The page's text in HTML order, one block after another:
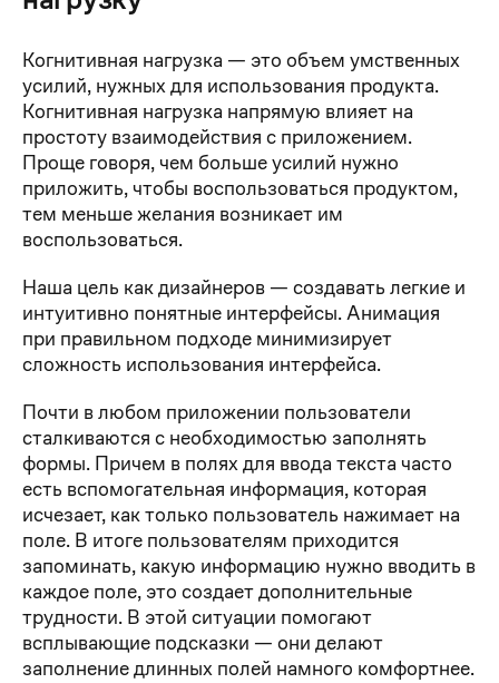
Когнитивная нагрузка — это объем умственных
усилий, нужных для использования продукта.
Когнитивная нагрузка напрямую влияет на
простоту взаимодействия с приложением.
Проще говоря, чем больше усилий нужно
приложить, чтобы воспользоваться продуктом,
тем меньше желания возникает им
воспользоваться.
Наша цель как дизайнеров — создавать легкие и
интуитивно понятные интерфейсы. Анимация
при правильном подходе минимизирует
сложность использования интерфейса.
Почти в любом приложении пользователи
сталкиваются с необходимостью заполнять
формы. Причем в полях для ввода текста часто
есть вспомогательная информация, которая
исчезает, как только пользователь нажимает на
поле. В итоге пользователям приходится
запоминать, какую информацию нужно вводить в
каждое поле, это создает дополнительные
трудности. В этой ситуации помогают
всплывающие подсказки — они делают
заполнение длинных полей намного комфортнее.